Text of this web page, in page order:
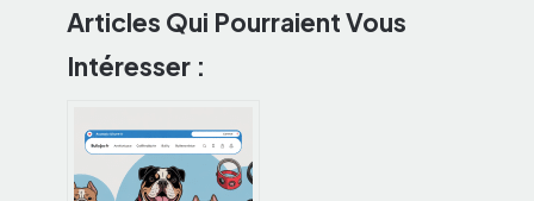
Articles Qui Pourraient Vous
Intéresser :